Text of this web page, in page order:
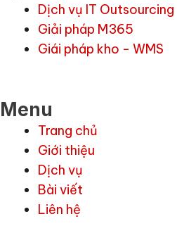
Dịch vụ IT Outsourcing
Giải pháp M365
Giái pháp kho - WMS
Menu
Trang chủ
Giới thiệu
Dịch vụ
Bài viết
Liên hệ